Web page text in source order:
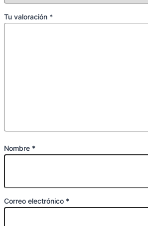
Tu valoración *
Nombre *
Correo electrónico *